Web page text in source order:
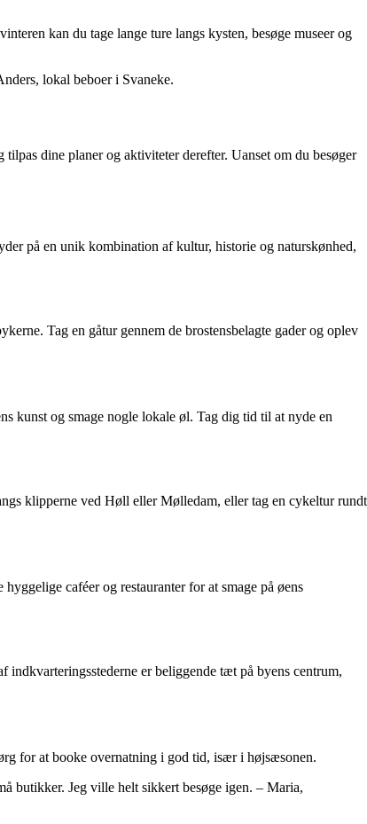
kan du tage lange ture langs kysten, besøge museer og
lokal beboer i Svaneke.
dine planer og aktiviteter derefter. Uanset om du besøger
på en unik kombination af kultur, historie og naturskønhed,
Tag en gåtur gennem de brostensbelagte gader og oplev
kunst og smage nogle lokale øl. Tag dig tid til at nyde en
klipperne ved Høll eller Mølledam, eller tag en cykeltur rundt
caféer og restauranter for at smage på øens
er beliggende tæt på byens centrum,
for at booke overnatning i god tid, især i højsæsonen.
butikker. Jeg ville helt sikkert besøge igen. – Maria,